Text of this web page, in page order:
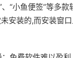
、“小鱼便签”等多
安装的,而安装窗